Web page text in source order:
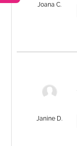
Joana C.
Janine D.